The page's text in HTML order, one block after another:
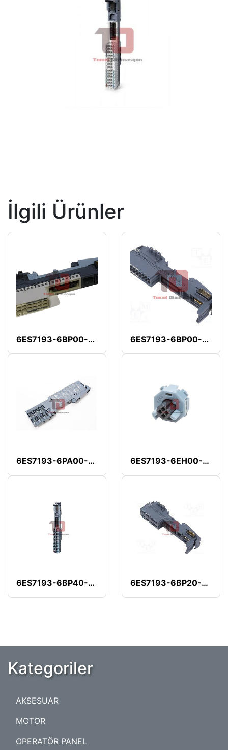
İlgili Ürünler
6ES7193-6BP00-0DA1 6ES7193-6BP00-0BA1
6ES7193-6PA00-0AA0 6ES7193-6EH00-1AA0
6ES7193-6BP40-0BA1 6ES7193-6BP20-0BF0
Kategoriler
AKSESUAR
MOTOR
OPERATÖR PANEL